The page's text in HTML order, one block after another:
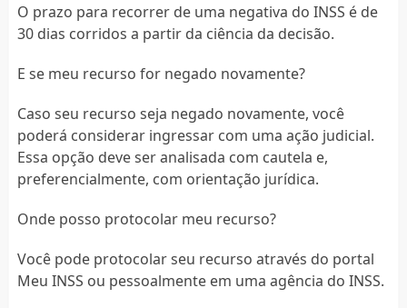
O prazo para recorrer de uma negativa do INSS é de
30 dias corridos a partir da ciência da decisão.
E se meu recurso for negado novamente?
Caso seu recurso seja negado novamente, você
poderá considerar ingressar com uma ação judicial.
Essa opção deve ser analisada com cautela e,
preferencialmente, com orientação jurídica.
Onde posso protocolar meu recurso?
Você pode protocolar seu recurso através do portal
Meu INSS ou pessoalmente em uma agência do INSS.